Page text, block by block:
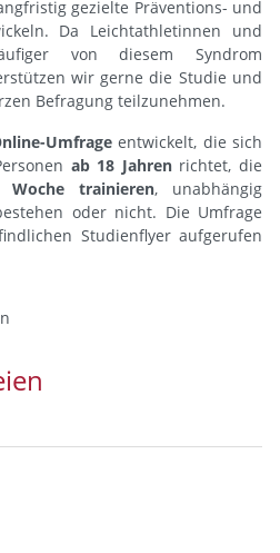
gezielte Präventions- und
Da Leichtathletinnen und
von diesem Syndrom
wir gerne die Studie und
Befragung teilzunehmen.
Umfrageentwickelt, die sich
ab 18 Jahrenrichtet, die
trainieren, unabhängig
oder nicht. Die Umfrage
Studienflyer aufgerufen